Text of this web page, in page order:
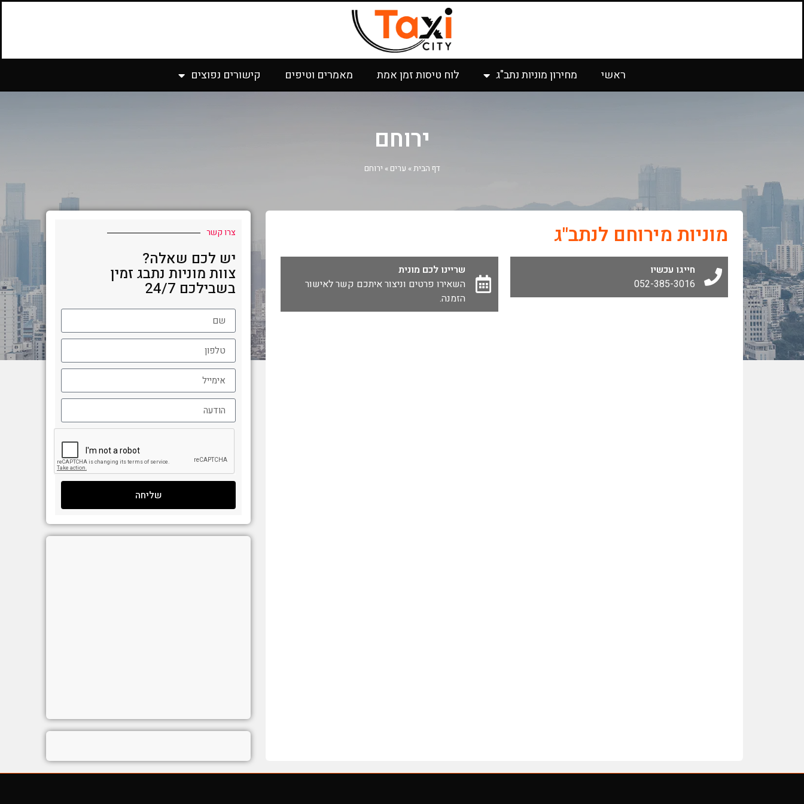
ראשי מחירון מוניות נתב"ג לוח טיסות זמן אמת מאמרים וטיפים קישורים נפוצים
ירוחם
דף הבית» ערים » ירוחם
מוניות מירוחם לנתב"ג
חייגו עכשיו
052-385-3016
שריינו לכם מונית
השאירו פרטים וניצור איתכם קשר לאישור
הזמנה.
צרו קשר
יש לכם שאלה?
צוות מוניות נתבג זמין
בשבילכם 24/7
שליחה